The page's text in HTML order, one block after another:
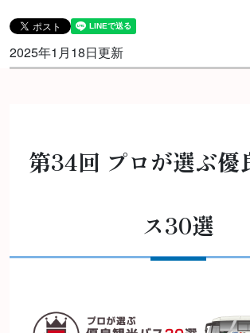
2025年1月18日更新
第34回 プロが選ぶ優
ス30選